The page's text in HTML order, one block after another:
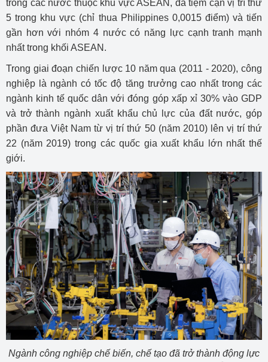
trong các nước thuộc khu vực ASEAN, đã tiệm cận vị trí thứ
5 trong khu vực (chỉ thua Philippines 0,0015 điểm) và tiến
gần hơn với nhóm 4 nước có năng lực cạnh tranh mạnh
nhất trong khối ASEAN.
Trong giai đoạn chiến lược 10 năm qua (2011 - 2020), công
nghiệp là ngành có tốc độ tăng trưởng cao nhất trong các
ngành kinh tế quốc dân với đóng góp xấp xỉ 30% vào GDP
và trở thành ngành xuất khẩu chủ lực của đất nước, góp
phần đưa Việt Nam từ vị trí thứ 50 (năm 2010) lên vị trí thứ
22 (năm 2019) trong các quốc gia xuất khẩu lớn nhất thế
giới.
Ngành công nghiệp chế biến, chế tạo đã trở thành động lực